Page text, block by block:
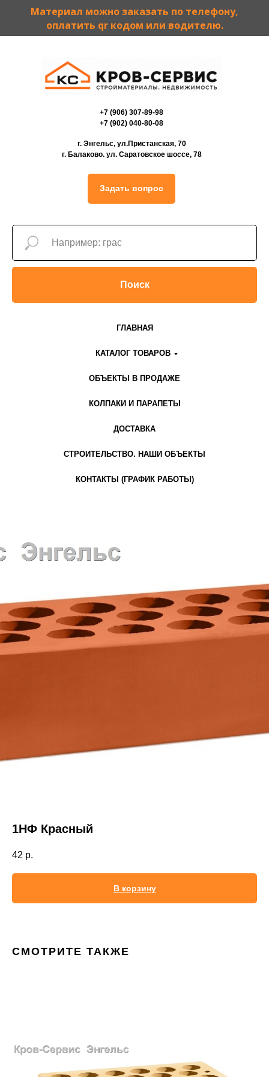
Материал можно заказать по телефону,
оплатить qr кодом или водителю.
+7 (906) 307-89-98
+7 (902) 040-80-08
г. Энгельс, ул.Пристанская, 70
г. Балаково. ул. Саратовское шоссе, 78
Задать вопрос
Поиск
ГЛАВНАЯ
КАТАЛОГ ТОВАРОВ
ОБЪЕКТЫ В ПРОДАЖЕ
КОЛПАКИ И ПАРАПЕТЫ
ДОСТАВКА
СТРОИТЕЛЬСТВО. НАШИ ОБЪЕКТЫ
КОНТАКТЫ (ГРАФИК РАБОТЫ)
1НФ Красный
42 р.
В корзину
СМОТРИТЕ ТАКЖЕ